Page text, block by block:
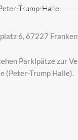
Trump-Halle
6, 67227
Parklpätze zur
(Peter-Trump Halle).